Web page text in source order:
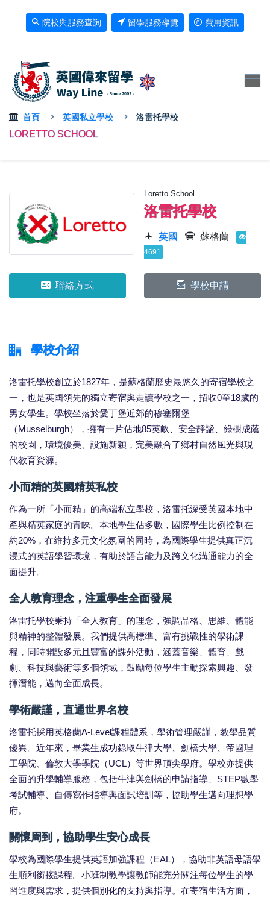
院校與服務查詢 留學服務導覽 費用資訊
首頁 英國私立學校 洛雷托學校
LORETTO SCHOOL
Loretto School
洛雷托學校
英國 蘇格蘭
4691
聯絡方式 學校申請
學校介紹
洛雷托學校創立於1827年，是蘇格蘭歷史最悠久的寄宿學校之
一，也是英國領先的獨立寄宿與走讀學校之一，招收0至18歲的
男女學生。學校坐落於愛丁堡近郊的穆塞爾堡
（Musselburgh），擁有一片佔地85英畝、安全靜謐、綠樹成蔭
的校園，環境優美、設施新穎，完美融合了鄉村自然風光與現
代教育資源。
小而精的英國精英私校
作為一所「小而精」的高端私立學校，洛雷托深受英國本地中
產與精英家庭的青睞。本地學生佔多數，國際學生比例控制在
約20%，在維持多元文化氛圍的同時，為國際學生提供真正沉
浸式的英語學習環境，有助於語言能力及跨文化溝通能力的全
面提升。
全人教育理念，注重學生全面發展
洛雷托學校秉持「全人教育」的理念，強調品格、思維、體能
與精神的整體發展。我們提供高標準、富有挑戰性的學術課
程，同時開設多元且豐富的課外活動，涵蓋音樂、體育、戲
劇、科技與藝術等多個領域，鼓勵每位學生主動探索興趣、發
揮潛能，邁向全面成長。
學術嚴謹，直通世界名校
洛雷托採用英格蘭A-Level課程體系，學術管理嚴謹，教學品質
優異。近年來，畢業生成功錄取牛津大學、劍橋大學、帝國理
工學院、倫敦大學學院（UCL）等世界頂尖學府。學校亦提供
全面的升學輔導服務，包括牛津與劍橋的申請指導、STEP數學
考試輔導、自傳寫作指導與面試培訓等，協助學生邁向理想學
府。
關懷周到，協助學生安心成長
學校為國際學生提供英語加強課程（EAL），協助非英語母語學
生順利銜接課程。小班制教學讓教師能充分關注每位學生的學
習進度與需求，提供個別化的支持與指導。在寄宿生活方面，